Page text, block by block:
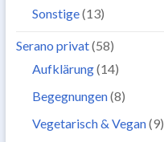
Sonstige(13)
Serano privat(58)
Aufklärung(14)
Begegnungen(8)
Vegetarisch & Vegan(9)